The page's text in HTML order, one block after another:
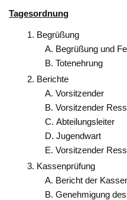
Tagesordnung
Begrüßung
Begrüßung und
Totenehrung
Berichte
Vorsitzender
Vorsitzender
Abteilungsleiter
Jugendwart
Vorsitzender
Kassenprüfung
Bericht der
Genehmigung